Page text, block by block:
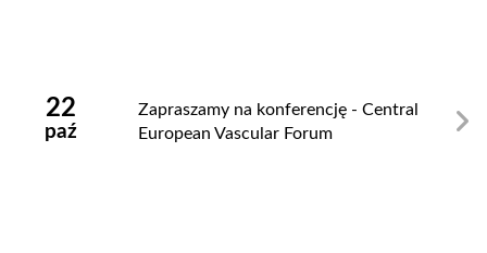
22
paź
Zapraszamy na konferencję - Central
European Vascular Forum